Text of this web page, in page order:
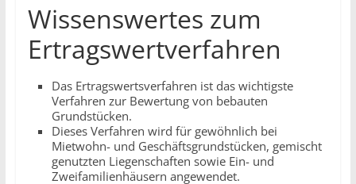
Wissenswertes zum
Ertragswertverfahren
Das Ertragswertsverfahren ist das wichtigste
Verfahren zur Bewertung von bebauten
Grundstücken.
Dieses Verfahren wird für gewöhnlich bei
Mietwohn- und Geschäftsgrundstücken, gemischt
genutzten Liegenschaften sowie Ein- und
Zweifamilienhäusern angewendet.